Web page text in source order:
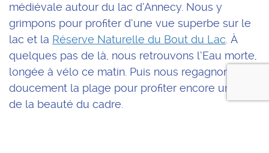
médiévale autour du lac d’Annecy. Nous y
grimpons pour profiter d’une vue superbe sur le
lac et la Réserve Naturelle du Bout du Lac . À
quelques pas de là, nous retrouvons l’Eau morte,
longée à vélo ce matin. Puis nous regagnons
doucement la plage pour profiter encore un peu
de la beauté du cadre.